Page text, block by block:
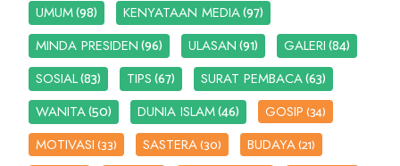
UMUM(98) KENYATAAN MEDIA(97)
MINDA PRESIDEN(96) ULASAN(91) GALERI(84)
SOSIAL(83) TIPS(67) SURAT PEMBACA(63)
WANITA(50) DUNIA ISLAM(46) GOSIP(34)
MOTIVASI(33) SASTERA(30) BUDAYA(21)